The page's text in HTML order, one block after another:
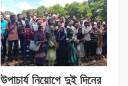
উপাচার্য নিয়োগে দুই দিনের